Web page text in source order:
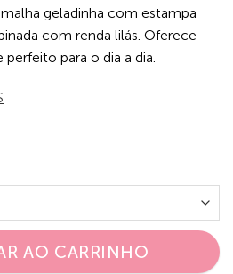
geladinha com estampa
com renda lilás. Oferece
para o dia a dia.
AO CARRINHO